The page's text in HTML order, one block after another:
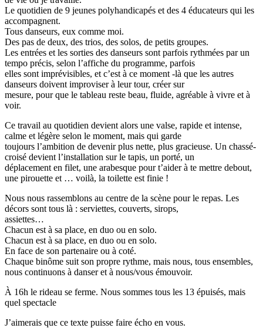
Le quotidien de 9 jeunes polyhandicapés et des 4 éducateurs qui les
accompagnent.
Tous danseurs, eux comme moi.
Des pas de deux, des trios, des solos, de petits groupes.
Les entrées et les sorties des danseurs sont parfois rythmées par un
tempo précis, selon l’affiche du programme, parfois
elles sont imprévisibles, et c’est à ce moment -là que les autres
danseurs doivent improviser à leur tour, créer sur
mesure, pour que le tableau reste beau, fluide, agréable à vivre et à
voir.
Ce travail au quotidien devient alors une valse, rapide et intense,
calme et légère selon le moment, mais qui garde
toujours l’ambition de devenir plus nette, plus gracieuse. Un chassé-
croisé devient l’installation sur le tapis, un porté, un
déplacement en filet, une arabesque pour t’aider à te mettre debout,
une pirouette et … voilà, la toilette est finie !
Nous nous rassemblons au centre de la scène pour le repas. Les
décors sont tous là : serviettes, couverts, sirops,
assiettes…
Chacun est à sa place, en duo ou en solo.
Chacun est à sa place, en duo ou en solo.
En face de son partenaire ou à coté.
Chaque binôme suit son propre rythme, mais nous, tous ensembles,
nous continuons à danser et à nous/vous émouvoir.
À 16h le rideau se ferme. Nous sommes tous les 13 épuisés, mais
quel spectacle
J’aimerais que ce texte puisse faire écho en vous.